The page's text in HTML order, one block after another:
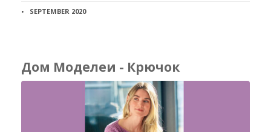
SEPTEMBER 2020
Дом Моделеи - Крючок